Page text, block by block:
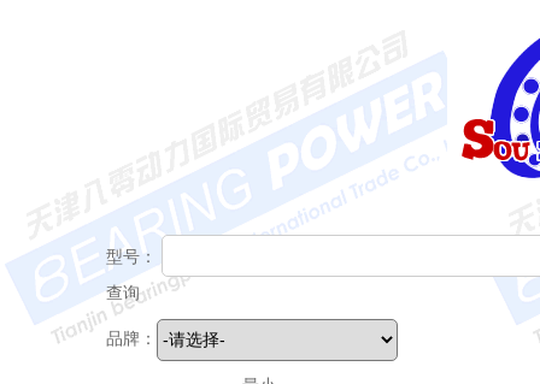
型号：
查询
品牌：